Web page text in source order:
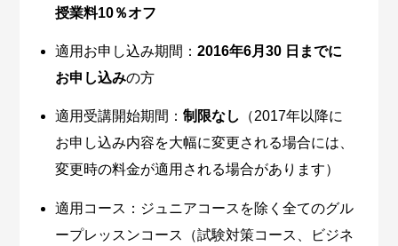
授業料10％オフ
適用お申し込み期間：2016年6月30 日までに
お申し込みの方
適用受講開始期間：制限なし
（2017年以降に
お申し込み内容を大幅に変更される場合には、
変更時の料金が適用される場合があります）
適用コース：ジュニアコースを除く全てのグル
ープレッスンコース（試験対策コース、ビジネ